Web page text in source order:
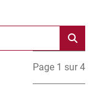
Page 1 sur 4